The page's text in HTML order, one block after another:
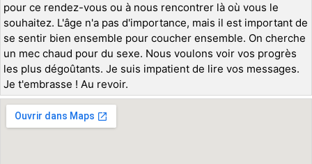
pour ce rendez-vous ou à nous rencontrer là où vous le
souhaitez. L'âge n'a pas d'importance, mais il est important de
se sentir bien ensemble pour coucher ensemble. On cherche
un mec chaud pour du sexe. Nous voulons voir vos progrès
les plus dégoûtants. Je suis impatient de lire vos messages.
Je t'embrasse ! Au revoir.